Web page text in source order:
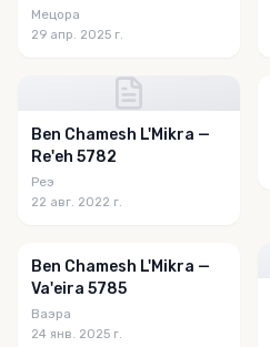
Мецора
29 апр. 2025 г.
Ben Chamesh L'Mikra —
Re'eh 5782
Реэ
22 авг. 2022 г.
Ben Chamesh L'Mikra —
Va'eira 5785
Ваэра
24 янв. 2025 г.